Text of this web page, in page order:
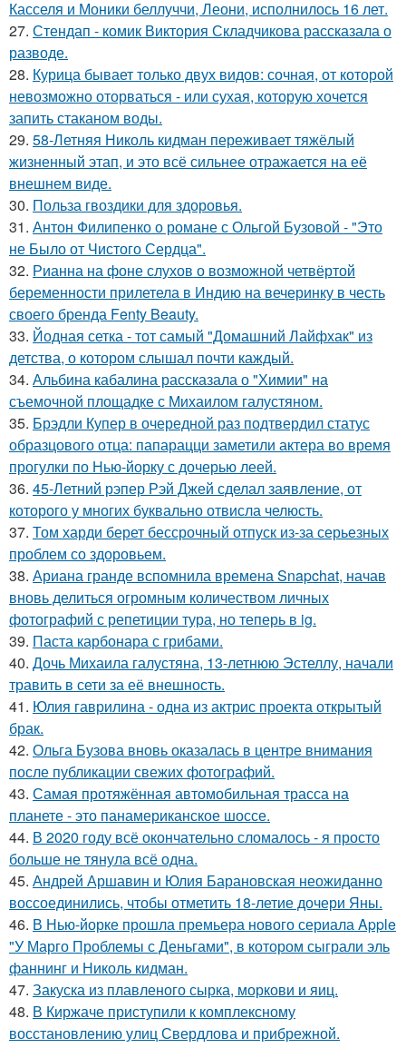
Касселя и Моники беллуччи, Леони, исполнилось 16 лет.
27. Стендап - комик Виктория Складчикова рассказала о
разводе.
28. Курица бывает только двух видов: сочная, от которой
невозможно оторваться - или сухая, которую хочется
запить стаканом воды.
29. 58-Летняя Николь кидман переживает тяжёлый
жизненный этап, и это всё сильнее отражается на её
внешнем виде.
30. Польза гвоздики для здоровья.
31. Антон Филипенко о романе с Ольгой Бузовой - "Это
не Было от Чистого Сердца".
32. Рианна на фоне слухов о возможной четвёртой
беременности прилетела в Индию на вечеринку в честь
своего бренда Fenty Beauty.
33. Йодная сетка - тот самый "Домашний Лайфхак" из
детства, о котором слышал почти каждый.
34. Альбина кабалина рассказала о "Химии" на
съемочной площадке с Михаилом галустяном.
35. Брэдли Купер в очередной раз подтвердил статус
образцового отца: папарацци заметили актера во время
прогулки по Нью-йорку с дочерью леей.
36. 45-Летний рэпер Рэй Джей сделал заявление, от
которого у многих буквально отвисла челюсть.
37. Том харди берет бессрочный отпуск из-за серьезных
проблем со здоровьем.
38. Ариана гранде вспомнила времена Snapchat, начав
вновь делиться огромным количеством личных
фотографий с репетиции тура, но теперь в ig.
39. Паста карбонара с грибами.
40. Дочь Михаила галустяна, 13-летнюю Эстеллу, начали
травить в сети за её внешность.
41. Юлия гаврилина - одна из актрис проекта открытый
брак.
42. Ольга Бузова вновь оказалась в центре внимания
после публикации свежих фотографий.
43. Самая протяжённая автомобильная трасса на
планете - это панамериканское шоссе.
44. В 2020 году всё окончательно сломалось - я просто
больше не тянула всё одна.
45. Андрей Аршавин и Юлия Барановская неожиданно
воссоединились, чтобы отметить 18-летие дочери Яны.
46. В Нью-йорке прошла премьера нового сериала Apple
"У Марго Проблемы с Деньгами", в котором сыграли эль
фаннинг и Николь кидман.
47. Закуска из плавленого сырка, моркови и яиц.
48. В Киржаче приступили к комплексному
восстановлению улиц Свердлова и прибрежной.